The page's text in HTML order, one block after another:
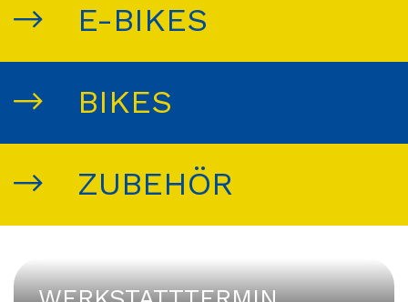
E-BIKES
BIKES
ZUBEHÖR